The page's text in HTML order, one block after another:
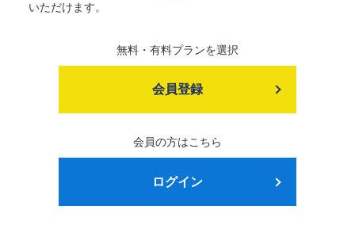
いただけます。
無料・有料プランを選択
会員登録
会員の方はこちら
ログイン